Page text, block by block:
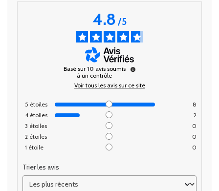
4.8/5
Basé sur 10 avis soumis
à un contrôle
Voir tous les avis sur ce site
5 étoiles
8
4 étoiles
2
3 étoiles
0
2 étoiles
0
1 étoile 0
Trier les avis